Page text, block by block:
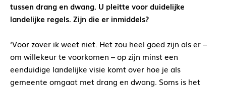
tussen drang en dwang. U pleitte voor duidelijke
landelijke regels. Zijn die er inmiddels?
‘Voor zover ik weet niet. Het zou heel goed zijn als er –
om willekeur te voorkomen – op zijn minst een
eenduidige landelijke visie komt over hoe je als
gemeente omgaat met drang en dwang. Soms is het